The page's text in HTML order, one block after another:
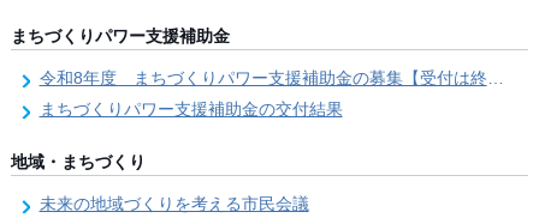
まちづくりパワー支援補助金
令和8年度 まちづくりパワー支援補助金の募集【受付は終了しました。】
まちづくりパワー支援補助金の交付結果
地域・まちづくり
未来の地域づくりを考える市民会議